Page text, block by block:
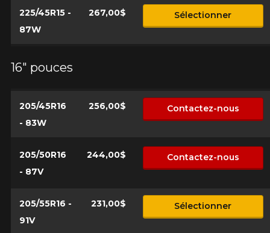
225/45R15 -
87W
267,00$ Sélectionner
16" pouces
205/45R16
- 83W
256,00$ Contactez-nous
205/50R16
- 87V
244,00$ Contactez-nous
205/55R16 -
91V
231,00$ Sélectionner